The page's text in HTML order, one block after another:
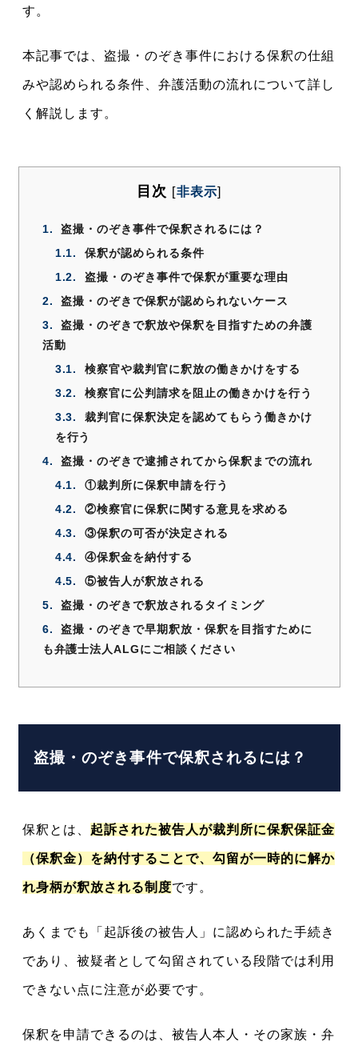
す。
本記事では、盗撮・のぞき事件における保釈の仕組
みや認められる条件、弁護活動の流れについて詳し
く解説します。
目次 [非表示]
1.
盗撮・のぞき事件で保釈されるには？
1.1.
保釈が認められる条件
1.2.
盗撮・のぞき事件で保釈が重要な理由
2.
盗撮・のぞきで保釈が認められないケース
3.
盗撮・のぞきで釈放や保釈を目指すための弁護
活動
3.1.
検察官や裁判官に釈放の働きかけをする
3.2.
検察官に公判請求を阻止の働きかけを行う
3.3.
裁判官に保釈決定を認めてもらう働きかけ
を行う
4.
盗撮・のぞきで逮捕されてから保釈までの流れ
4.1.
①裁判所に保釈申請を行う
4.2.
②検察官に保釈に関する意見を求める
4.3.
③保釈の可否が決定される
4.4.
④保釈金を納付する
4.5.
⑤被告人が釈放される
5.
盗撮・のぞきで釈放されるタイミング
6.
盗撮・のぞきで早期釈放・保釈を目指すために
も弁護士法人ALGにご相談ください
盗撮・のぞき事件で保釈されるには？
保釈とは、 起訴された被告人が裁判所に保釈保証金
（保釈金）を納付することで、勾留が一時的に解か
れ身柄が釈放される制度です。
あくまでも「起訴後の被告人」に認められた手続き
であり、被疑者として勾留されている段階では利用
できない点に注意が必要です。
保釈を申請できるのは、被告人本人・その家族・弁